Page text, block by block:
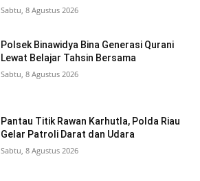
Sabtu, 8 Agustus 2026
Polsek Binawidya Bina Generasi Qurani
Lewat Belajar Tahsin Bersama
Sabtu, 8 Agustus 2026
Pantau Titik Rawan Karhutla, Polda Riau
Gelar Patroli Darat dan Udara
Sabtu, 8 Agustus 2026